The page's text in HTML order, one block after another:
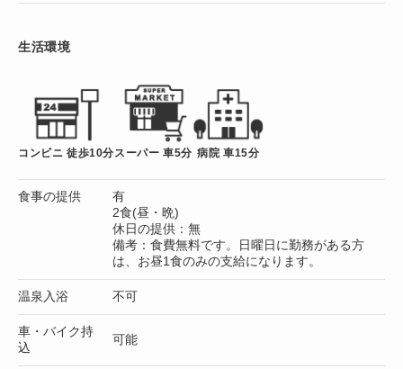
生活環境
コンビニ 徒歩10分スーパー 車5分 病院 車15分
食事の提供
有
2食(昼・晩)
休日の提供：無
備考：食費無料です。日曜日に勤務がある方
は、お昼1食のみの支給になります。
温泉入浴 不可
車・バイク持
込
可能